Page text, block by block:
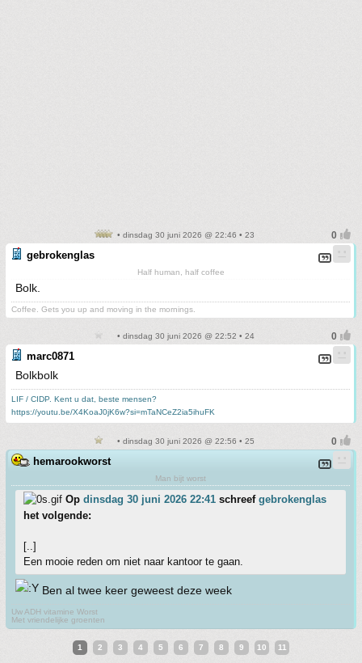
• dinsdag 30 juni 2026 @ 22:46 • 23
gebrokenglas
Half human, half coffee
Bolk.
Coffee. Gets you up and moving in the mornings.
• dinsdag 30 juni 2026 @ 22:52 • 24
marc0871
Bolkbolk
LIF / CIDP. Kent u dat, beste mensen?
https://youtu.be/X4KoaJ0jK6w?si=mTaNCeZ2ia5ihuFK
• dinsdag 30 juni 2026 @ 22:56 • 25
hemarookworst
Man bijt worst
Op dinsdag 30 juni 2026 22:41 schreef gebrokenglas
het volgende:
[..]
Een mooie reden om niet naar kantoor te gaan.
Ben al twee keer geweest deze week
Uw ADH vitamine Worst
Met vriendelijke groenten
1 2 3 4 5 6 7 8 9 10 11